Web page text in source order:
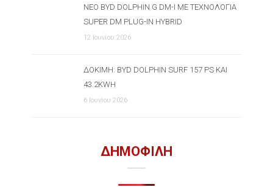
ΝΈΟ BYD DOLPHIN G DM-I ΜΕ ΤΕΧΝΟΛΟΓΊΑ
SUPER DM PLUG-IN HYBRID
12 Ιουνίου 2026
ΔΟΚΙΜΉ: BYD DOLPHIN SURF 157 PS ΚΑΙ
43.2KWH
6 Ιουνίου 2026
ΔΗΜΟΦΙΛΗ